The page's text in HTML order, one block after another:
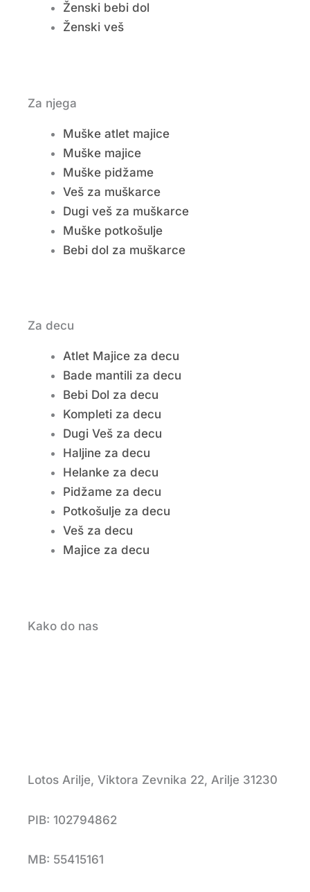
Ženski bebi dol
Ženski veš
Za njega
Muške atlet majice
Muške majice
Muške pidžame
Veš za muškarce
Dugi veš za muškarce
Muške potkošulje
Bebi dol za muškarce
Za decu
Atlet Majice za decu
Bade mantili za decu
Bebi Dol za decu
Kompleti za decu
Dugi Veš za decu
Haljine za decu
Helanke za decu
Pidžame za decu
Potkošulje za decu
Veš za decu
Majice za decu
Kako do nas
Lotos Arilje, Viktora Zevnika 22, Arilje 31230
PIB: 102794862
MB: 55415161